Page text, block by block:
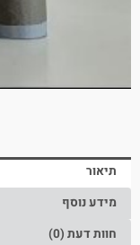
תיאור
מידע נוסף
חוות דעת (0)